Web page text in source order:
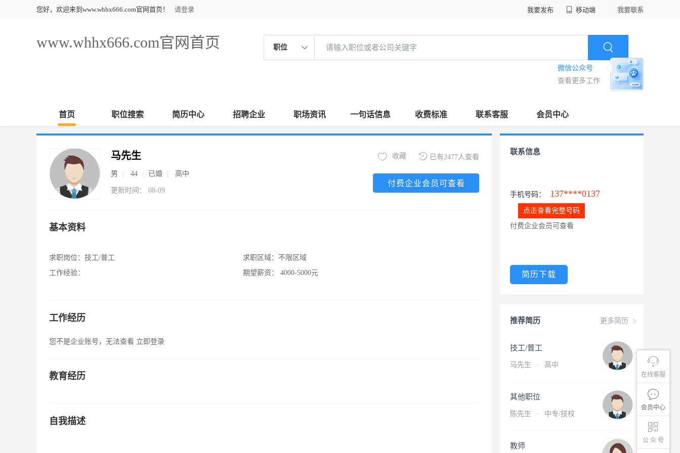
您好，欢迎来到www.whhx666.com官网首页！ 请登录 我要发布 移动端 我要联系
www.whhx666.com官网首页 职位
微信公众号
查看更多工作
首页 职位搜索 简历中心 招聘企业 职场资讯 一句话信息 收费标准 联系客服 会员中心
在线客服
会员中心
公 众 号
马先生
男 44 已婚 高中
更新时间： 08-09
已有2477人查看
收藏
付费企业会员可查看
基本资料
求职岗位： 技工/普工
工作经验：
求职区域： 不限区域
期望薪资：
4000-5000元
工作经历
您不是企业账号，无法查看 立即登录
教育经历
自我描述
联系信息
手机号码： 137****0137
点击查看完整号码
付费企业会员可查看
简历下载
更多简历
推荐简历
技工/普工
马先生 · 高中
其他职位
陈先生 · 中专/技校
教师